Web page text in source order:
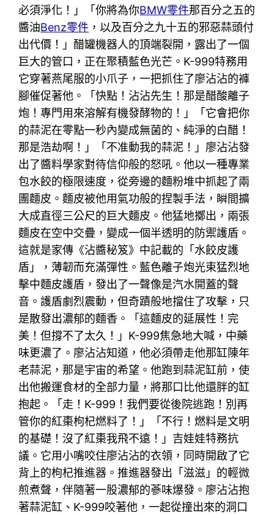
必須淨化！」「你將為你BMW零件那百分之五的
醬油Benz零件 ，以及百分之九十五的邪惡蒜頭付
出代價！」醋罐機器人的頂端裂開，露出了一個
巨大的管口，正在聚積藍色光芒。K-999特務用
它穿著燕尾服的小爪子，一把抓住了廖沾沾的褲
腳催促著他。「快點！沾沾先生！那是醋酸離子
炮！專門用來溶解有機發酵物的！」「它會把你
的蒜泥在零點一秒內變成無菌的、純淨的白醋！
那是浩劫啊！」「不准動我的蒜泥！」廖沾沾發
出了醬料學家對待信仰般的怒吼。他以一種專業
包水餃的極限速度，從旁邊的麵粉堆中抓起了兩
團麵皮。麵皮被他用氣功般的捏製手法，瞬間擴
大成直徑三公尺的巨大麵皮。他猛地擲出，兩張
麵皮在空中交疊，變成一個半透明的防禦護盾。
這就是家傳《沾醬秘笈》中記載的「水餃皮護
盾」，薄韌而充滿彈性。藍色離子炮光束猛烈地
擊中麵皮護盾，發出了一聲像是汽水開蓋的聲
音。護盾劇烈震動，但奇蹟般地擋住了攻擊，只
是散發出濃郁的麵香。「這麵皮的延展性！完
美！但撐不了太久！」K-999焦急地大喊，中藥
味更濃了。廖沾沾知道，他必須帶走他那缸陳年
老蒜泥，那是宇宙的希望。他跑到蒜泥缸前，使
出他搬運食材的全部力量，將那口比他還胖的缸
抱起。「走！K-999！我們要從後院逃跑！別再
管你的紅棗枸杞燃料了！」「不行！燃料是文明
的基礎！沒了紅棗我飛不遠！」吉娃娃特務抗
議。它用小嘴咬住廖沾沾的衣領，同時開啟了它
背上的枸杞推進器。推進器發出「滋滋」的輕微
煎煮聲，伴隨著一股濃郁的蔘味爆發。廖沾沾抱
著蒜泥缸、K-999咬著他，一起從撞出來的洞口